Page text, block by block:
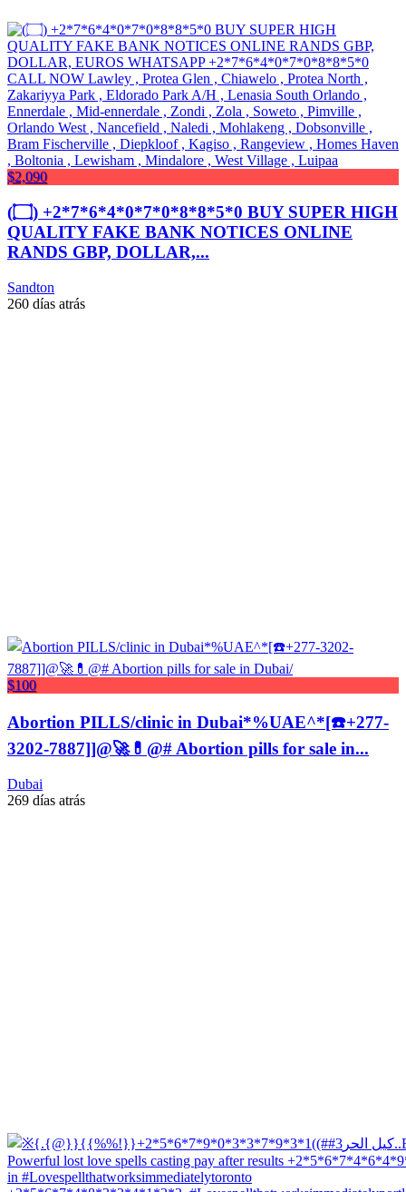
$2,090
(۝) +2*7*6*4*0*7*0*8*8*5*0 BUY SUPER HIGH
QUALITY FAKE BANK NOTICES ONLINE
RANDS GBP, DOLLAR,...
Sandton
260 días atrás
$100
Abortion PILLS/clinic in Dubai*%UAE^*[☎️+277-
3202-7887]]@🚀💊@# Abortion pills for sale in...
Dubai
269 días atrás